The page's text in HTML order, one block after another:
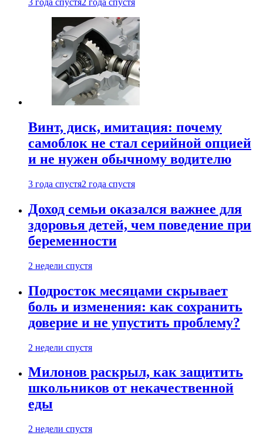
3 года спустя2 года спустя
Винт, диск, имитация: почему
самоблок не стал серийной опцией
и не нужен обычному водителю
3 года спустя2 года спустя
Доход семьи оказался важнее для
здоровья детей, чем поведение при
беременности
2 недели спустя
Подросток месяцами скрывает
боль и изменения: как сохранить
доверие и не упустить проблему?
2 недели спустя
Милонов раскрыл, как защитить
школьников от некачественной
еды
2 недели спустя